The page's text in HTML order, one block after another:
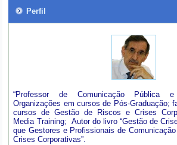
Perfil
“Professor de Comunicação Pública
Organizações em cursos de Pós-Graduação;
cursos de Gestão de Riscos e Crises
Media Training; Autor do livro “Gestão de
que Gestores e Profissionais de
Crises Corporativas”.